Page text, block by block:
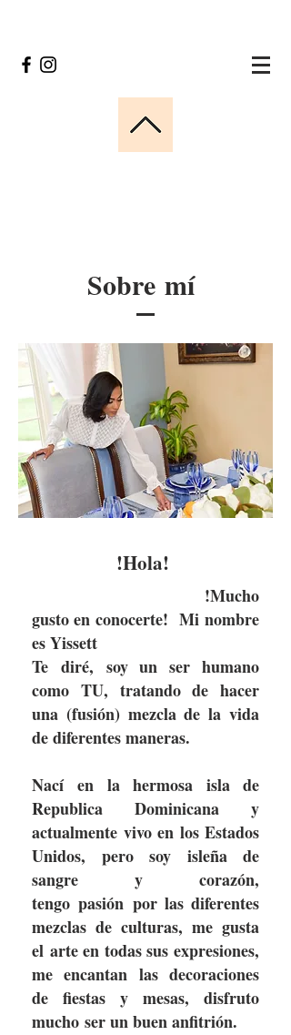
Sobre mí
!Hola!
!Mucho
gusto en conocerte! Mi nombre
es Yissett
Te diré, soy un ser humano
como TU, tratando de hacer
una (fusión) mezcla de la vida
de diferentes maneras.
Nací en la hermosa isla de
Republica Dominicana y
actualmente vivo en los Estados
Unidos, pero soy isleña de
sangre y corazón,
tengo pasión por las diferentes
mezclas de culturas, me gusta
el arte en todas sus expresiones,
me encantan las decoraciones
de fiestas y mesas, disfruto
mucho ser un buen anfitrión.